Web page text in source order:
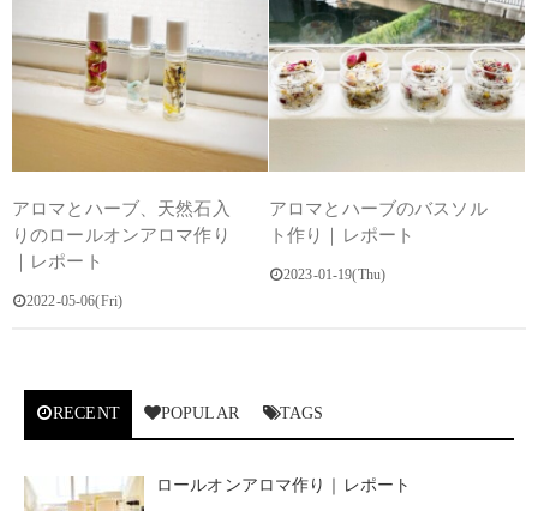
アロマとハーブ、天然石入
りのロールオンアロマ作り
｜レポート
2022-05-06(Fri)
アロマとハーブのバスソル
ト作り｜レポート
2023-01-19(Thu)
RECENT POPULAR TAGS
ロールオンアロマ作り｜レポート